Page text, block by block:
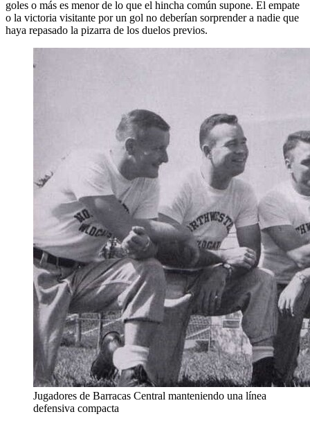
goles o más es menor de lo que el hincha común supone. El empate
o la victoria visitante por un gol no deberían sorprender a nadie que
haya repasado la pizarra de los duelos previos.
Jugadores de Barracas Central manteniendo una línea
defensiva compacta